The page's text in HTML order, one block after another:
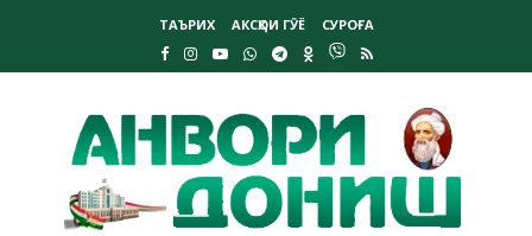
ТАЪРИХ АКСҲОИ ГӮЁ СУРОҒА